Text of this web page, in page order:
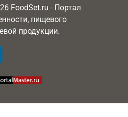
FoodSet.ru - Портал
пищевого
продукции.